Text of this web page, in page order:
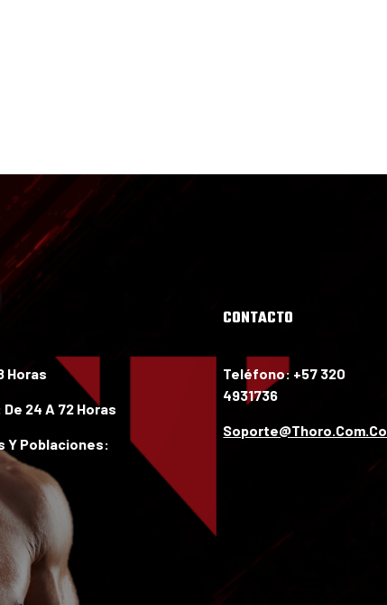
Mis compras
Horas
De 24 A 72 Horas
Y Poblaciones:
CONTACTO
Teléfono: +57 320
4931736
Soporte@thoro.com.co